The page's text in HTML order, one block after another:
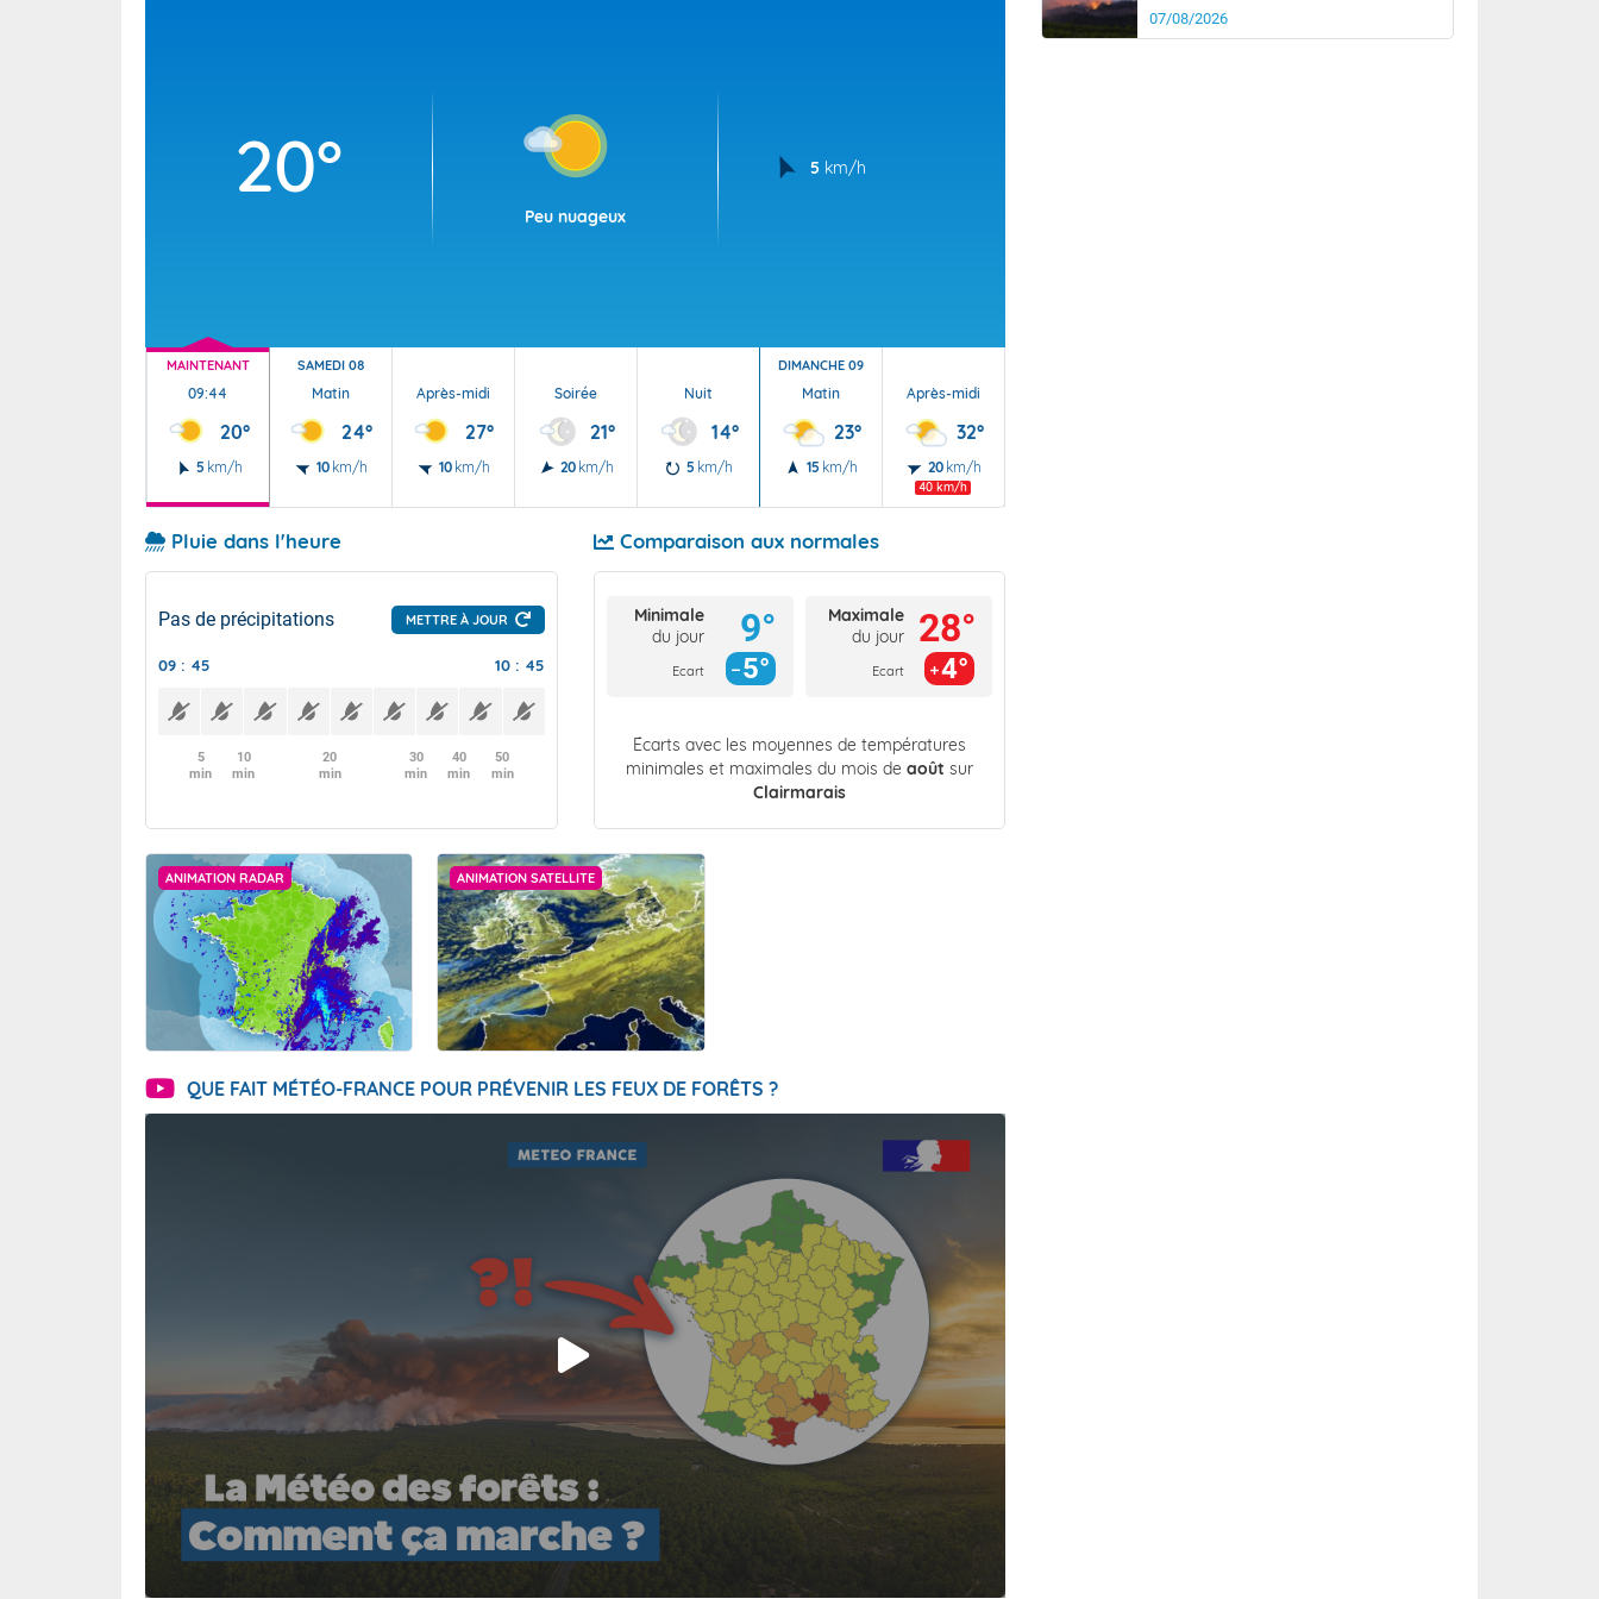
20°
Peu nuageux
5 km/h
MAINTENANT
09:44
20°
5 km/h
SAMEDI 08
Matin
24°
10 km/h
Après-midi
27°
10 km/h
Soirée
21°
20 km/h
Nuit
14°
5 km/h
DIMANCHE 09
Matin
23°
15 km/h
Après-midi
32°
20 km/h
40 km/h
Pluie dans l'heure
Pas de précipitations METTRE À JOUR
09 : 45 10 : 45
5
min
10
min
20
min
30
min
40
min
50
min
Comparaison aux normales
Minimale
du jour
Ecart
9°
5°
Maximale
du jour
Ecart
28°
4°
Écarts avec les moyennes de températures
minimales et maximales du mois de août sur
Clairmarais
ANIMATION RADAR ANIMATION SATELLITE
QUE FAIT MÉTÉO-FRANCE POUR PRÉVENIR LES FEUX DE FORÊTS ?
07/08/2026